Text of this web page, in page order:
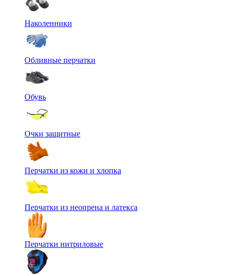
Наколенники
Обливные перчатки
Обувь
Очки защитные
Перчатки из кожи и хлопка
Перчатки из неопрена и латекса
Перчатки нитриловые